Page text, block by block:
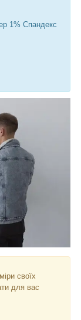
1% Спандекс
своїх
для вас